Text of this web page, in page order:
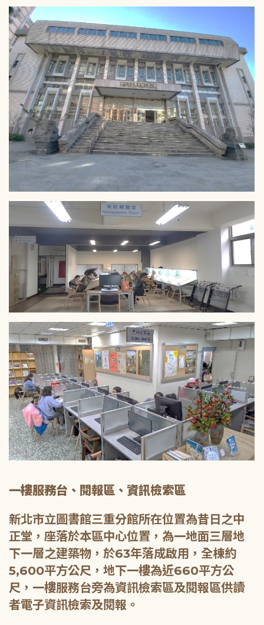
一樓服務台、閱報區、資訊檢索區
新北市立圖書館三重分館所在位置為昔日之中
正堂，座落於本區中心位置，為一地面三層地
下一層之建築物，於63年落成啟用，全棟約
5,600平方公尺，地下一樓為近660平方公
尺，一樓服務台旁為資訊檢索區及閱報區供讀
者電子資訊檢索及閱報。